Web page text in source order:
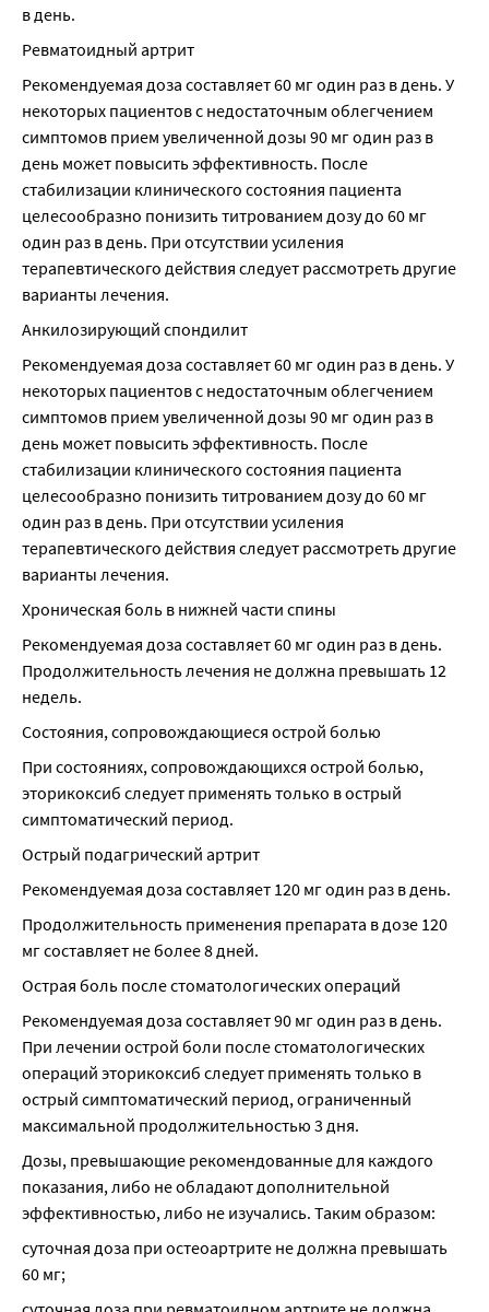
в день.
Ревматоидный артрит
Рекомендуемая доза составляет 60 мг один раз в день. У
некоторых пациентов с недостаточным облегчением
симптомов прием увеличенной дозы 90 мг один раз в
день может повысить эффективность. После
стабилизации клинического состояния пациента
целесообразно понизить титрованием дозу до 60 мг
один раз в день. При отсутствии усиления
терапевтического действия следует рассмотреть другие
варианты лечения.
Анкилозирующий спондилит
Рекомендуемая доза составляет 60 мг один раз в день. У
некоторых пациентов с недостаточным облегчением
симптомов прием увеличенной дозы 90 мг один раз в
день может повысить эффективность. После
стабилизации клинического состояния пациента
целесообразно понизить титрованием дозу до 60 мг
один раз в день. При отсутствии усиления
терапевтического действия следует рассмотреть другие
варианты лечения.
Хроническая боль в нижней части спины
Рекомендуемая доза составляет 60 мг один раз в день.
Продолжительность лечения не должна превышать 12
недель.
Состояния, сопровождающиеся острой болью
При состояниях, сопровождающихся острой болью,
эторикоксиб следует применять только в острый
симптоматический период.
Острый подагрический артрит
Рекомендуемая доза составляет 120 мг один раз в день.
Продолжительность применения препарата в дозе 120
мг составляет не более 8 дней.
Острая боль после стоматологических операций
Рекомендуемая доза составляет 90 мг один раз в день.
При лечении острой боли после стоматологических
операций эторикоксиб следует применять только в
острый симптоматический период, ограниченный
максимальной продолжительностью 3 дня.
Дозы, превышающие рекомендованные для каждого
показания, либо не обладают дополнительной
эффективностью, либо не изучались. Таким образом:
суточная доза при остеоартрите не должна превышать
60 мг;